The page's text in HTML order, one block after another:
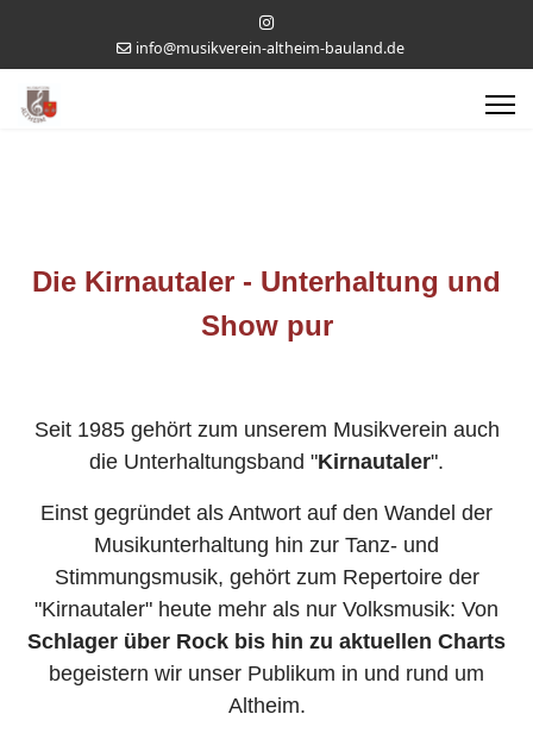
info@musikverein-altheim-bauland.de
Die Kirnautaler - Unterhaltung und
Show pur
Seit 1985 gehört zum unserem Musikverein auch
die Unterhaltungsband "Kirnautaler".
Einst gegründet als Antwort auf den Wandel der
Musikunterhaltung hin zur Tanz- und
Stimmungsmusik, gehört zum Repertoire der
"Kirnautaler" heute mehr als nur Volksmusik: Von
Schlager über Rock bis hin zu aktuellen Charts
begeistern wir unser Publikum in und rund um
Altheim.